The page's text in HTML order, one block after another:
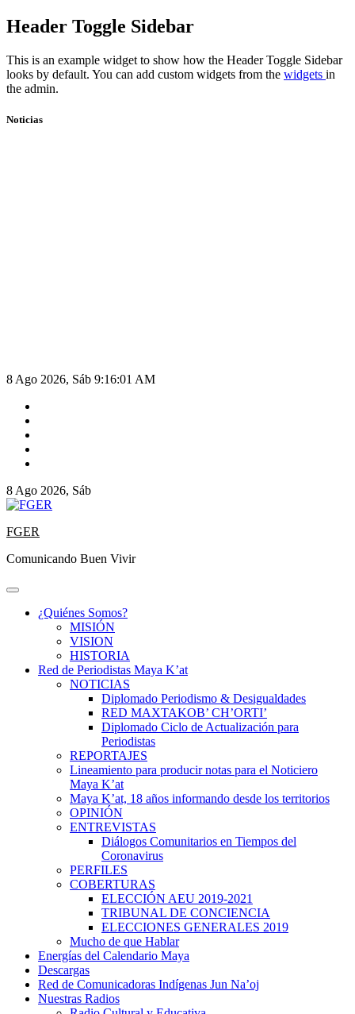
Skip
to
Header Toggle Sidebar
This is an example widget to show how the Header Toggle Sidebar
looks by default. You can add custom widgets from the widgets in
the admin.
Noticias
8 Ago 2026, Sáb 9:16:02 AM
8 Ago 2026, Sáb
FGER
Comunicando Buen Vivir
¿Quiénes Somos?
MISIÓN
VISION
HISTORIA
Red de Periodistas Maya K’at
NOTICIAS
Diplomado Periodismo & Desigualdades
RED MAXTAKOB’ CH’ORTI’
Diplomado Ciclo de Actualización para
Periodistas
REPORTAJES
Lineamiento para producir notas para el Noticiero
Maya K’at
Maya K’at, 18 años informando desde los territorios
OPINIÓN
ENTREVISTAS
Diálogos Comunitarios en Tiempos del
Coronavirus
PERFILES
COBERTURAS
ELECCIÓN AEU 2019-2021
TRIBUNAL DE CONCIENCIA
ELECCIONES GENERALES 2019
Mucho de que Hablar
Energías del Calendario Maya
Descargas
Red de Comunicadoras Indígenas Jun Na’oj
Nuestras Radios